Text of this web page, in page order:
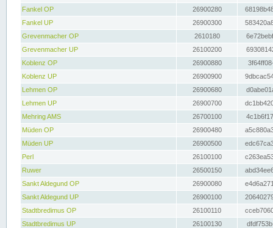
Fankel OP
26900280
Fankel UP
26900300
Grevenmacher OP
2610180
Grevenmacher UP
26100200
Koblenz OP
26900880
Koblenz UP
26900900
Lehmen OP
26900680
Lehmen UP
26900700
Mehring AMS
26700100
Müden OP
26900480
Müden UP
26900500
Perl
26100100
Ruwer
26500150
Sankt Aldegund OP
26900080
Sankt Aldegund UP
26900100
Stadtbredimus OP
26100110
Stadtbredimus UP
26100130